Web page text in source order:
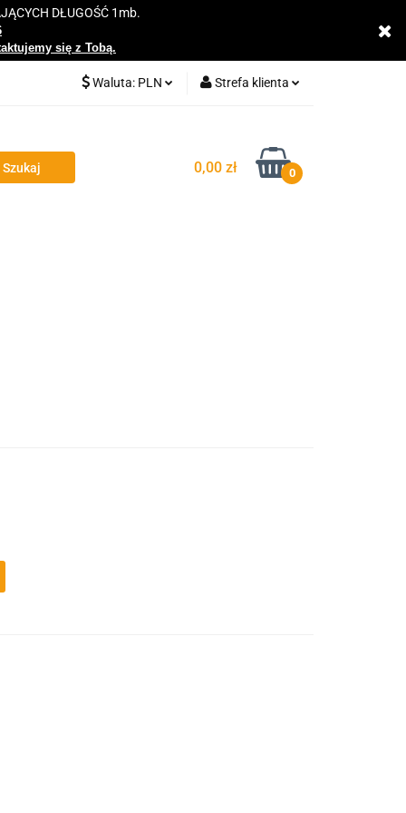
DŁUGOŚĆ 1mb.
się z Tobą.
Waluta: PLN Strefa klienta
Zarejestruj się
Dodaj zgłoszenie
0,00 zł 0